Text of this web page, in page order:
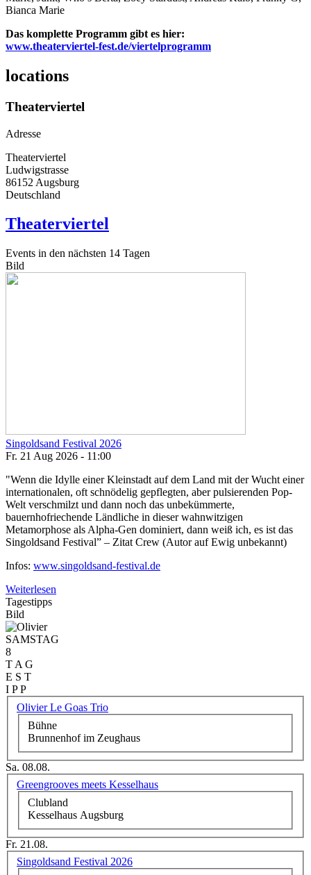
Bianca Marie
Das komplette Programm gibt es hier:
www.theaterviertel-fest.de/viertelprogramm
locations
Theaterviertel
Adresse
Theaterviertel
Ludwigstrasse
86152 Augsburg
Deutschland
Theaterviertel
Events in den nächsten 14 Tagen
Bild
Singoldsand Festival 2026
Fr. 21 Aug 2026 - 11:00
"Wenn die Idylle einer Kleinstadt auf dem Land mit der Wucht einer
internationalen, oft schnödelig gepflegten, aber pulsierenden Pop-
Welt verschmilzt und dann noch das unbekümmerte,
bauernhofriechende Ländliche in dieser wahnwitzigen
Metamorphose als Alpha-Gen dominiert, dann weiß ich, es ist das
Singoldsand Festival” – Zitat Crew (Autor auf Ewig unbekannt)
Infos: www.singoldsand-festival.de
Weiterlesen
Tagestipps
Bild
SAMSTAG
8
T A G
E S T
I P P
Olivier Le Goas Trio
Bühne
Brunnenhof im Zeughaus
Sa. 08.08.
Greengrooves meets Kesselhaus
Clubland
Kesselhaus Augsburg
Fr. 21.08.
Singoldsand Festival 2026